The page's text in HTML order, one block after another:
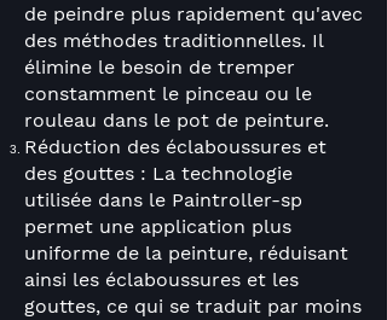
de peindre plus rapidement qu'avec
des méthodes traditionnelles. Il
élimine le besoin de tremper
constamment le pinceau ou le
rouleau dans le pot de peinture.
Réduction des éclaboussures et
des gouttes : La technologie
utilisée dans le Paintroller-sp
permet une application plus
uniforme de la peinture, réduisant
ainsi les éclaboussures et les
gouttes, ce qui se traduit par moins